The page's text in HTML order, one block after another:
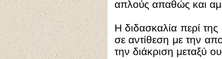
απλούς απαθώς και
Η διδασκαλία περί
σε αντίθεση με την
την διάκριση μεταξύ